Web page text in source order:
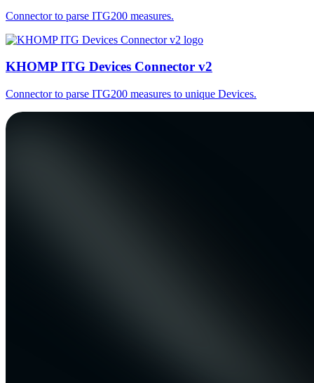
Connector to parse ITG200 measures.
KHOMP ITG Devices Connector v2
Connector to parse ITG200 measures to unique Devices.